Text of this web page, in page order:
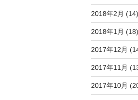
2018年2月 (14)
2018年1月 (18)
2017年12月
2017年11月
2017年10月